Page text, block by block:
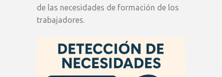
de las necesidades de formación de los
trabajadores.